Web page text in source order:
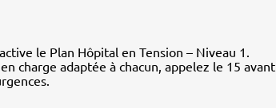
le Plan Hôpital en Tension – Niveau 1.
charge adaptée à chacun, appelez le 15 avant